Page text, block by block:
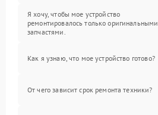
Я хочу, чтобы мое устройство
ремонтировалось только оригинальными
запчастями.
Как я узнаю, что мое устройство готово?
От чего зависит срок ремонта техники?